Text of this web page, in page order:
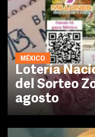
MÉXICO
Lotería
del Sorteo
agosto